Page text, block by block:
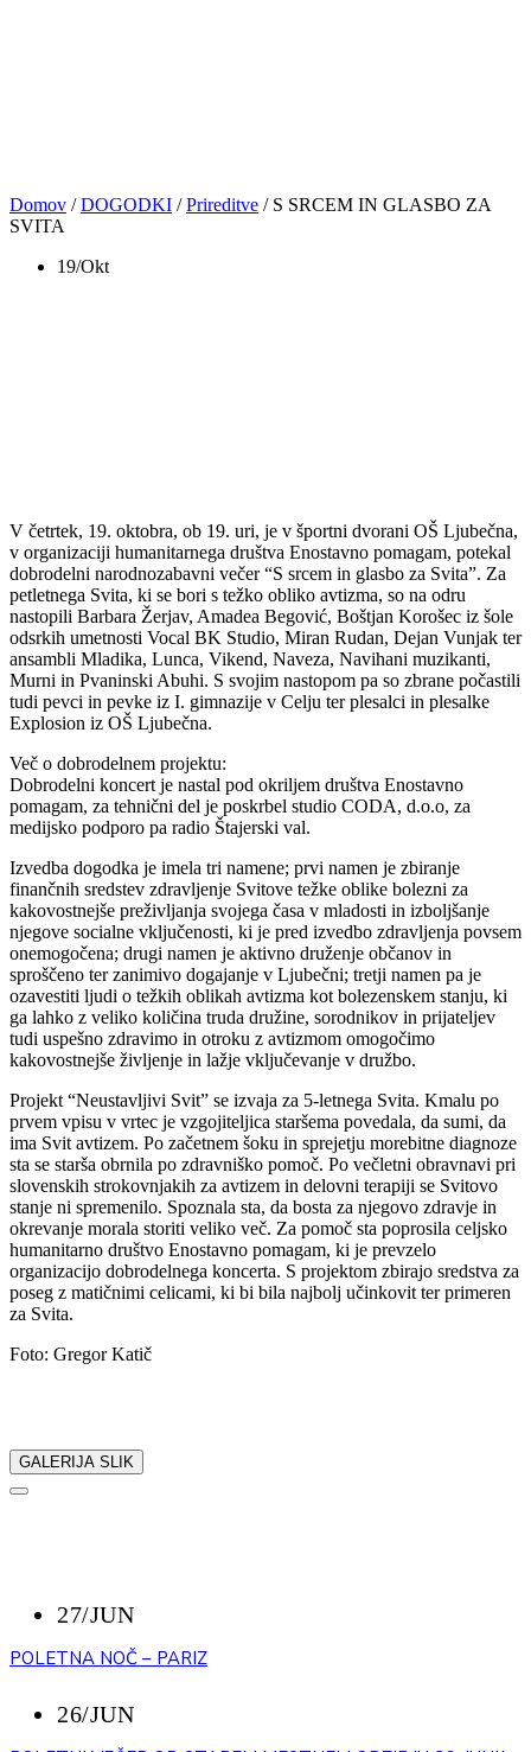
Domov /DOGODKI /Prireditve / S SRCEM IN GLASBO ZA
SVITA
19/Okt
V četrtek, 19. oktobra, ob 19. uri, je v športni dvorani OŠ Ljubečna,
v organizaciji humanitarnega društva Enostavno pomagam, potekal
dobrodelni narodnozabavni večer “S srcem in glasbo za Svita”. Za
petletnega Svita, ki se bori s težko obliko avtizma, so na odru
nastopili Barbara Žerjav, Amadea Begović, Boštjan Korošec iz šole
odsrkih umetnosti Vocal BK Studio, Miran Rudan, Dejan Vunjak ter
ansambli Mladika, Lunca, Vikend, Naveza, Navihani muzikanti,
Murni in Pvaninski Abuhi. S svojim nastopom pa so zbrane počastili
tudi pevci in pevke iz I. gimnazije v Celju ter plesalci in plesalke
Explosion iz OŠ Ljubečna.
Več o dobrodelnem projektu:
Dobrodelni koncert je nastal pod okriljem društva Enostavno
pomagam, za tehnični del je poskrbel studio CODA, d.o.o, za
medijsko podporo pa radio Štajerski val.
Izvedba dogodka je imela tri namene; prvi namen je zbiranje
finančnih sredstev zdravljenje Svitove težke oblike bolezni za
kakovostnejše preživljanja svojega časa v mladosti in izboljšanje
njegove socialne vključenosti, ki je pred izvedbo zdravljenja povsem
onemogočena; drugi namen je aktivno druženje občanov in
sproščeno ter zanimivo dogajanje v Ljubečni; tretji namen pa je
ozavestiti ljudi o težkih oblikah avtizma kot bolezenskem stanju, ki
ga lahko z veliko količina truda družine, sorodnikov in prijateljev
tudi uspešno zdravimo in otroku z avtizmom omogočimo
kakovostnejše življenje in lažje vključevanje v družbo.
Projekt “Neustavljivi Svit” se izvaja za 5-letnega Svita. Kmalu po
prvem vpisu v vrtec je vzgojiteljica staršema povedala, da sumi, da
ima Svit avtizem. Po začetnem šoku in sprejetju morebitne diagnoze
sta se starša obrnila po zdravniško pomoč. Po večletni obravnavi pri
slovenskih strokovnjakih za avtizem in delovni terapiji se Svitovo
stanje ni spremenilo. Spoznala sta, da bosta za njegovo zdravje in
okrevanje morala storiti veliko več. Za pomoč sta poprosila celjsko
humanitarno društvo Enostavno pomagam, ki je prevzelo
organizacijo dobrodelnega koncerta. S projektom zbirajo sredstva za
poseg z matičnimi celicami, ki bi bila najbolj učinkovit ter primeren
za Svita.
Foto: Gregor Katič
GALERIJA SLIK
27/JUN
POLETNA NOČ – PARIZ
26/JUN